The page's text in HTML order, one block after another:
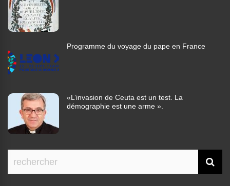
Programme du voyage du pape en France
«L’invasion de Ceuta est un test. La
démographie est une arme ».